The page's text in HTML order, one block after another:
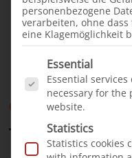
Warder, Ethiopia
Cleft children News
Tuan, 1 year old:
personenbezogene
verarbeiten, ohne
eine Klagemöglichkeit
Es folgt eine
Essential
Essential
necessary for
website.
Statistics
Statistics cookies